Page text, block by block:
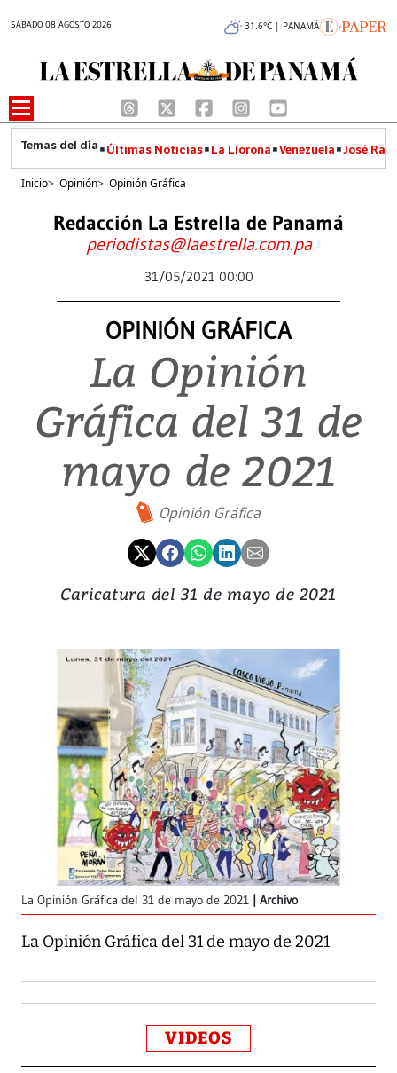
SÁBADO 08 AGOSTO 2026 31.6°C | PANAMÁ
Últimas Noticias La Llorona Venezuela José
Inicio> Opinión> Opinión Gráfica
Redacción La Estrella de Panamá
periodistas@laestrella.com.pa
31/05/2021 00:00
OPINIÓN GRÁFICA
La Opinión
Gráfica del 31 de
mayo de 2021
Opinión Gráfica
Caricatura del 31 de mayo de 2021
La Opinión Gráfica del 31 de mayo de 2021 Archivo
La Opinión Gráfica del 31 de mayo de 2021
VIDEOS